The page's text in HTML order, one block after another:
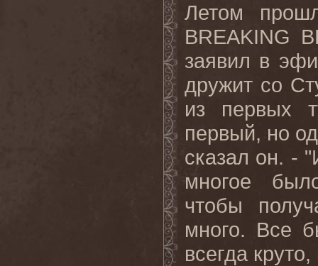
Летом
BREAKING
заявил в
дружит со
из первых
первый, но
сказал он. -
многое
чтобы
много. Все
всегда